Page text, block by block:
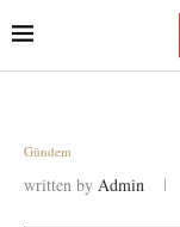
Gündem
written by Admin